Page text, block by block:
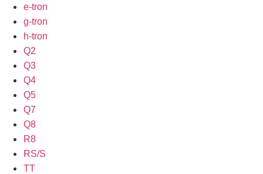
e-tron
g-tron
h-tron
Q2
Q3
Q4
Q5
Q7
Q8
R8
RS/S
TT